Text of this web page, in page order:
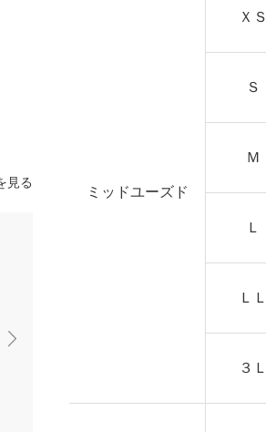
見る
ミッドユーズド
ＸＳ
Ｓ
Ｍ
Ｌ
ＬＬ
３Ｌ